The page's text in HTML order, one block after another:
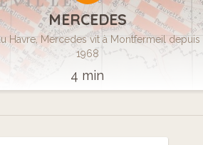
MERCEDES
Havre, Mercedes vit à Montfermeil depuis
1968
4 min